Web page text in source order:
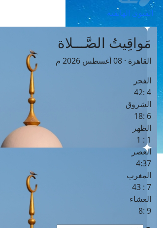
الفتوى الهاتفية
مَواقِيتُ الصَّـــلاة
القاهرة · 08 أغسطس 2026 م
الفجر
4 :42
الشروق
6 :18
الظهر
1 : 1
العصر
4:37
المغرب
7 : 43
العشاء
9 :8